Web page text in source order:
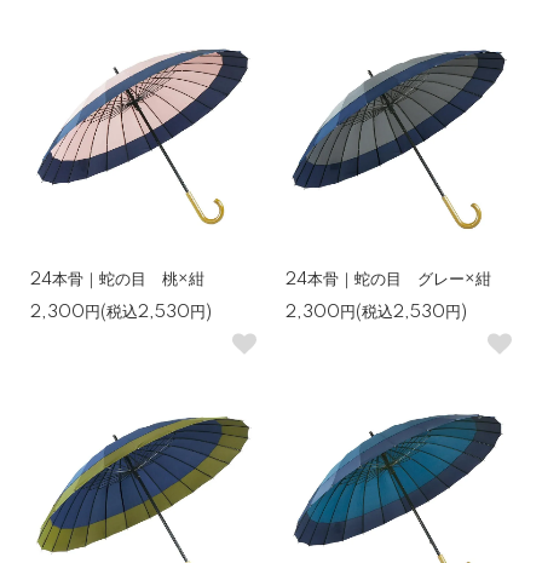
24本骨｜蛇の目 桃×紺
2,300円(税込2,530円)
24本骨｜蛇の目 グレー×紺
2,300円(税込2,530円)